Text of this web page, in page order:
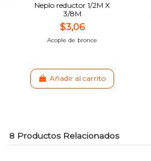
Neplo reductor 1/2M X
3/8M
$3,06
Acople de bronce
Añadir al carrito
8 Productos Relacionados